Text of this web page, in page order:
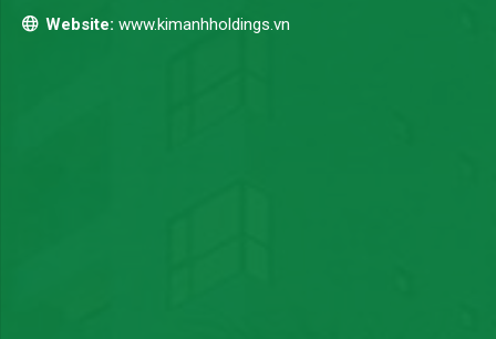
Website: www.kimanhholdings.vn